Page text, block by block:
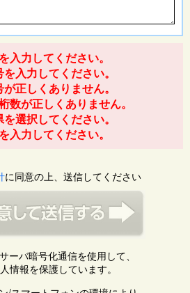
入力してください。
入力してください。
正しくありません。
数が正しくありません。
選択してください。
入力してください。
に同意の上、送信してください
ーバ暗号化通信を使用して、
情報を保護しています。